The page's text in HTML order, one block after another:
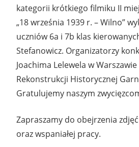
kategorii krótkiego filmiku II
„18 września 1939 r. – Wilno”
uczniów 6a i 7b klas
Stefanowicz. Organizatorzy
Joachima Lelewela w
Rekonstrukcji Historycznej
Gratulujemy naszym
Zapraszamy do obejrzenia
oraz wspaniałej pracy.